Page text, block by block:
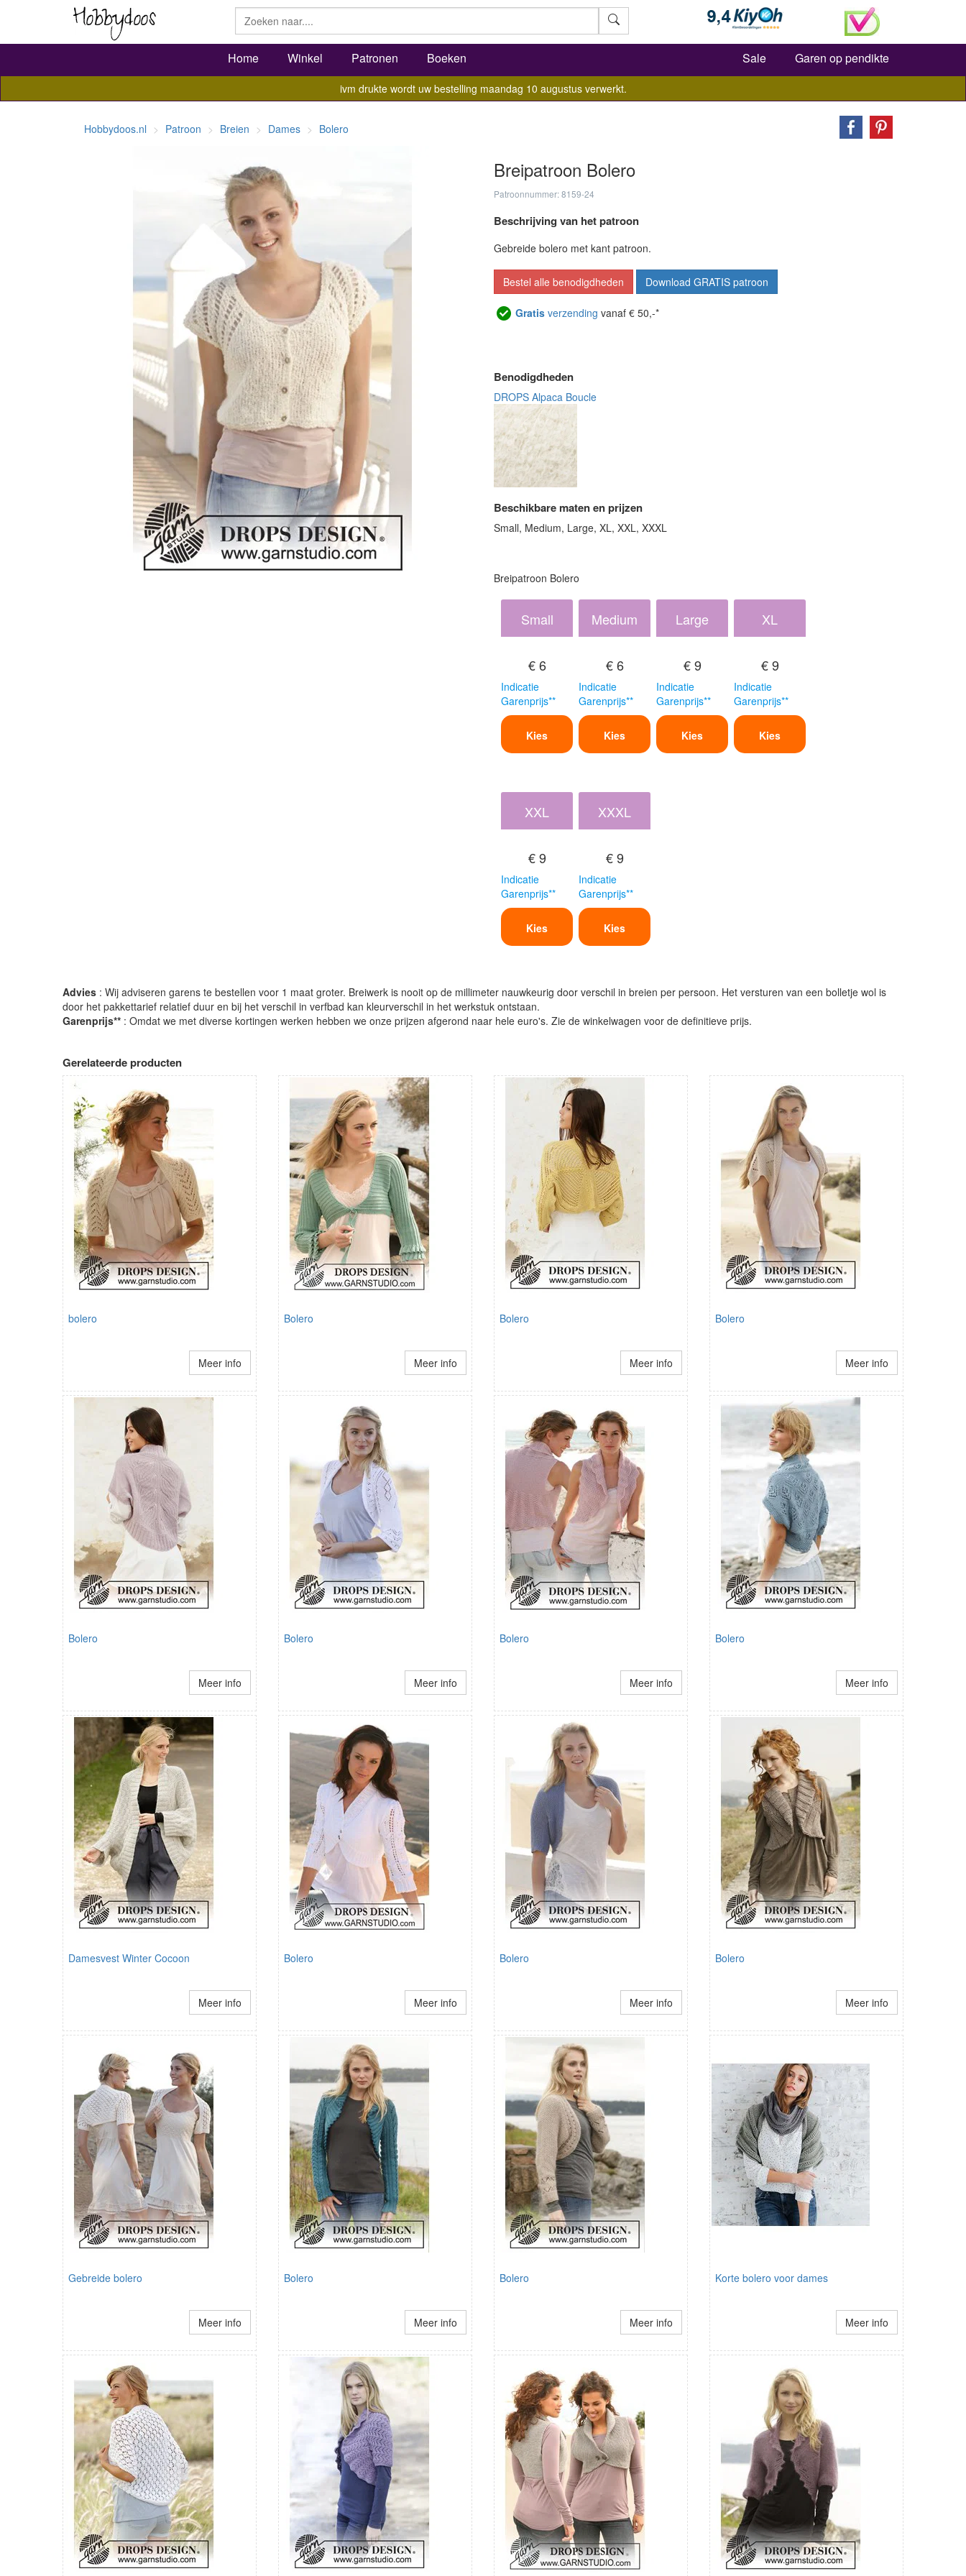
Zoeken
Home Winkel Patronen Boeken Sale Garen op pendikte
ivm drukte wordt uw bestelling maandag 10 augustus verwerkt.
Hobbydoos.nl Patroon Breien Dames Bolero
Breipatroon Bolero
Patroonnummer: 8159-24
Beschrijving van het patroon
Gebreide bolero met kant patroon.
Bestel alle benodigdheden Download GRATIS patroon
Gratis verzending vanaf € 50,-*
Benodigdheden
DROPS Alpaca Boucle
Beschikbare maten en prijzen
Small, Medium, Large, XL, XXL, XXXL
Breipatroon Bolero
Small
€ 6
Indicatie
Garenprijs**
Kies
Medium
€ 6
Indicatie
Garenprijs**
Kies
Large
€ 9
Indicatie
Garenprijs**
Kies
XL
€ 9
Indicatie
Garenprijs**
Kies
XXL
€ 9
Indicatie
Garenprijs**
Kies
XXXL
€ 9
Indicatie
Garenprijs**
Kies
Advies : Wij adviseren garens te bestellen voor 1 maat groter. Breiwerk is nooit op de millimeter nauwkeurig door verschil in breien per persoon. Het versturen van een bolletje wol is
door het pakkettarief relatief duur en bij het verschil in verfbad kan kleurverschil in het werkstuk ontstaan.
Garenprijs** : Omdat we met diverse kortingen werken hebben we onze prijzen afgerond naar hele euro's. Zie de winkelwagen voor de definitieve prijs.
Gerelateerde producten
bolero
Meer info
Bolero
Meer info
Bolero
Meer info
Bolero
Meer info
Bolero
Meer info
Bolero
Meer info
Bolero
Meer info
Bolero
Meer info
Damesvest Winter Cocoon
Meer info
Bolero
Meer info
Bolero
Meer info
Bolero
Meer info
Gebreide bolero
Meer info
Bolero
Meer info
Bolero
Meer info
Korte bolero voor dames
Meer info